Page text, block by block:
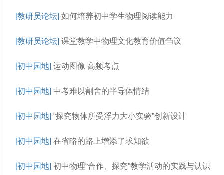
[教研员论坛] 如何培养初中学生物理阅读能力
[教研员论坛] 课堂教学中物理文化教育价值刍议
[初中园地] 运动图像 高频考点
[初中园地] 中考难以割舍的半导体情结
[初中园地] “探究物体所受浮力大小实验”创新设计
[初中园地] 在省略的路上增添了求知欲
[初中园地] 初中物理“合作、探究”教学活动的实践与认识